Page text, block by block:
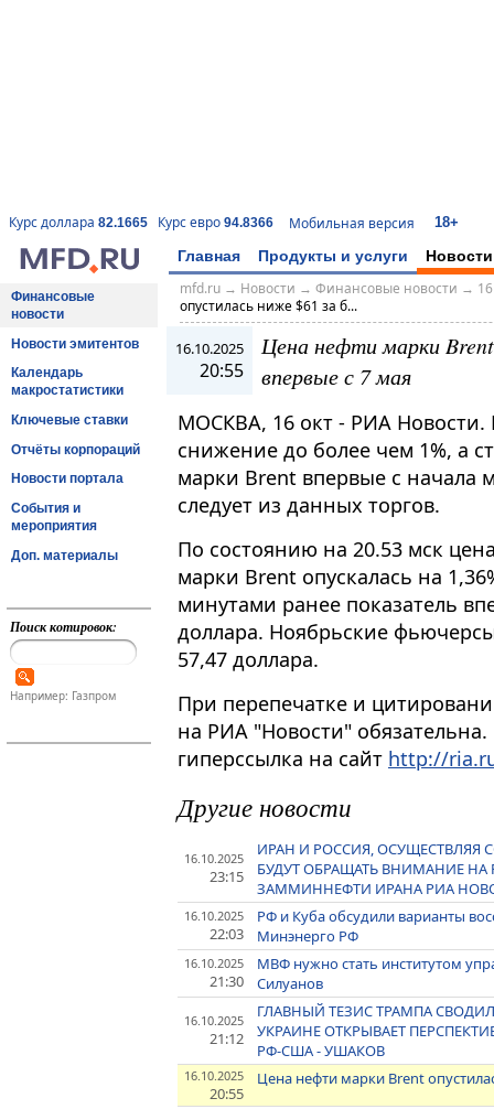
Курс доллара 82.1665 Курс евро 94.8366 Мобильная версия 18+
Главная Продукты и услуги Новости
Финансовые
новости
Новости эмитентов
Календарь
макростатистики
Ключевые ставки
Отчёты корпораций
Новости портала
События и
мероприятия
Доп. материалы
Поиск котировок:
Например: Газпром
mfd.ru→ Новости → Финансовые новости →
опустилась ниже $61 за б...
16.10.2025
20:55
Цена нефти марки
впервые с 7 мая
МОСКВА, 16 окт - РИА
снижение до более чем 1%, а
марки Brent впервые с начала
следует из данных торгов.
По состоянию на 20​​​.53 мск
марки Brent опускалась на
минутами ранее показатель
доллара. Ноябрьские
57,47 доллара.
При перепечатке и
на РИА "Новости"
гиперссылка на сайт http://
Другие новости
16.10.2025
23:15
ИРАН И РОССИЯ, ОСУЩЕСТВЛЯЯ
БУДУТ ОБРАЩАТЬ ВНИМАНИЕ
ЗАММИННЕФТИ ИРАНА РИА
16.10.2025
22:03
РФ и Куба обсудили варианты
Минэнерго РФ
16.10.2025
21:30
МВФ нужно стать институтом
Силуанов
16.10.2025
21:12
ГЛАВНЫЙ ТЕЗИС ТРАМПА
УКРАИНЕ ОТКРЫВАЕТ
РФ-США - УШАКОВ
16.10.2025
20:55
Цена нефти марки Brent